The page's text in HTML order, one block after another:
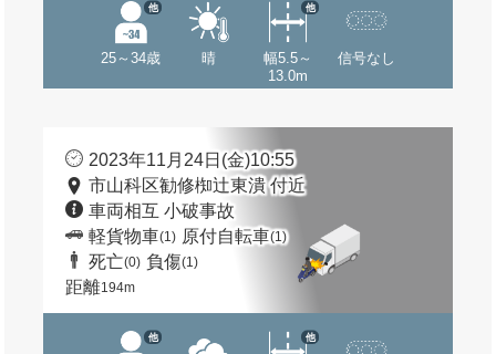
25～34歳
他
晴
幅5.5～
13.0m
他
信号なし
2023年11月24日(金)10:55
市山科区勧修椥辻東潰 付近
車両相互 小破事故
軽貨物車(1) 原付自転車(1)
死亡(0) 負傷(1)
距離194m
他 他